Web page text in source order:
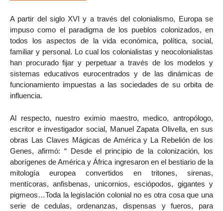
A partir del siglo XVI y a través del colonialismo, Europa se
impuso como el paradigma de los pueblos colonizados, en
todos los aspectos de la vida económica, política, social,
familiar y personal. Lo cual los colonialistas y neocolonialistas
han procurado fijar y perpetuar a través de los modelos y
sistemas educativos eurocentrados y de las dinámicas de
funcionamiento impuestas a las sociedades de su orbita de
influencia.
Al respecto, nuestro eximio maestro, medico, antropólogo,
escritor e investigador social, Manuel Zapata Olivella, en sus
obras Las Claves Mágicas de América y La Rebelión de los
Genes, afirmó: “ Desde el principio de la colonización, los
aborígenes de América y África ingresaron en el bestiario de la
mitología europea convertidos en tritones, sirenas,
mentícoras, anfisbenas, unicornios, esciópodos, gigantes y
pigmeos…Toda la legislación colonial no es otra cosa que una
serie de cedulas, ordenanzas, dispensas y fueros, para